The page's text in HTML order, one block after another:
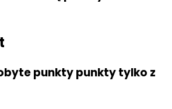
punkty punkty tylko z